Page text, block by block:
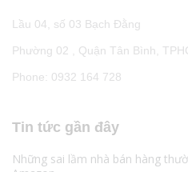
Lầu 04, số 03 Bạch Đằng
Phường 02 , Quận Tân Bình,
Phone: 0932 164 728
Tin tức gần đây
Những sai lầm nhà bán hàng